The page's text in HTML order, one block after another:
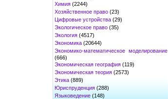
Химия (2244)
Хозяйственное право (23)
Цифровые устройства (29)
Экологическое право (35)
Экология (4517)
Экономика (20644)
Экономико-математическое моделирование
(666)
Экономическая география (119)
Экономическая теория (2573)
Этика (889)
Юриспруденция (288)
Языковедение (148)